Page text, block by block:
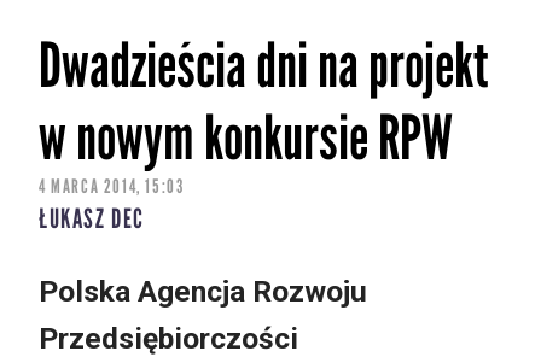
Dwadzieścia dni na projekt
w nowym konkursie RPW
4 MARCA 2014, 15:03
ŁUKASZ DEC
Polska Agencja Rozwoju
Przedsiębiorczości